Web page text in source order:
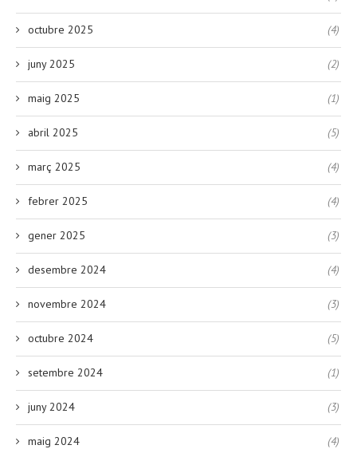
octubre 2025 (4)
juny 2025 (2)
maig 2025 (1)
abril 2025 (5)
març 2025 (4)
febrer 2025 (4)
gener 2025 (3)
desembre 2024 (4)
novembre 2024 (3)
octubre 2024 (5)
setembre 2024 (1)
juny 2024 (3)
maig 2024 (4)